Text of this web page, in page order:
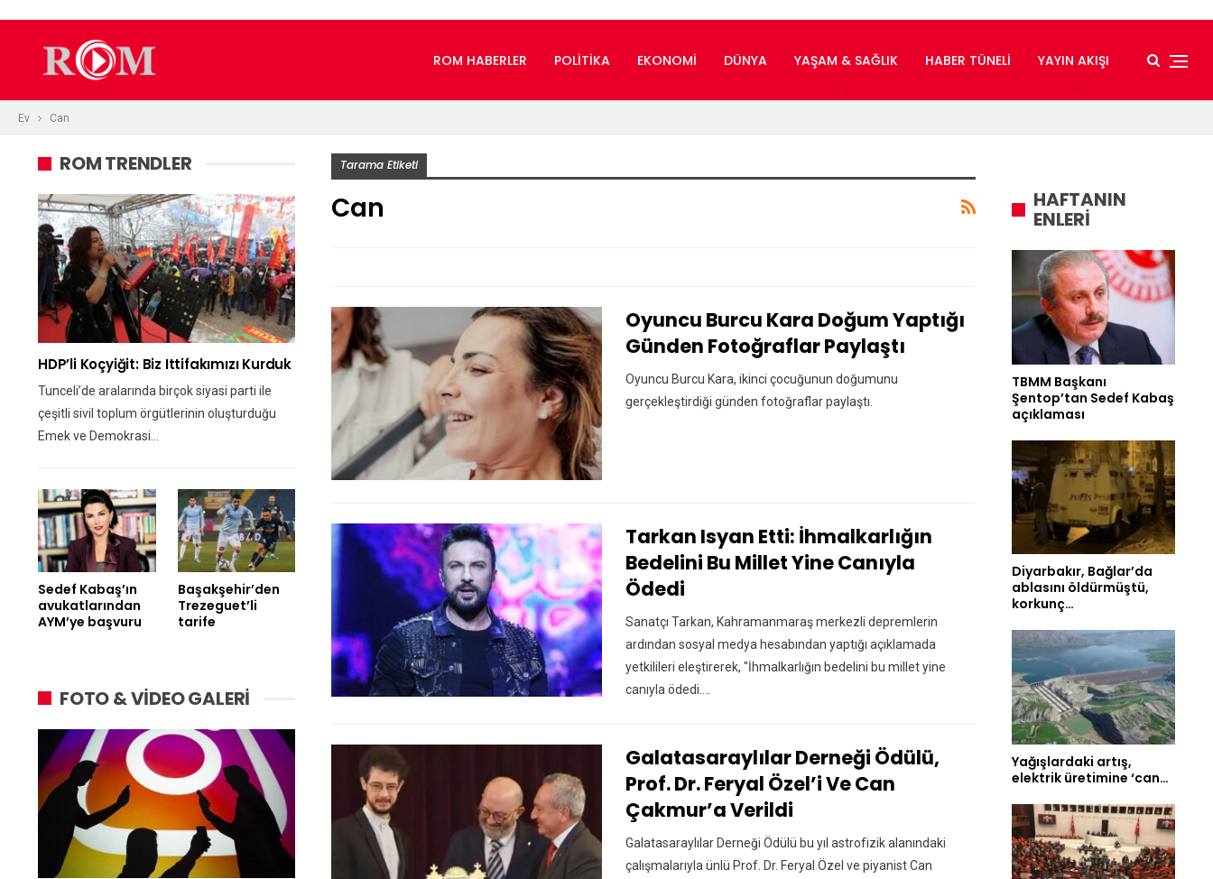
ROM HABERLER POLITIKA EKONOMI DÜNYA YAŞAM & SAĞLIK HABER TÜNELI YAYIN AKIŞI
Ev Can
Tarama Etiketi
Can
Oyuncu Burcu Kara Doğum Yaptığı
Günden Fotoğraflar Paylaştı
Oyuncu Burcu Kara, ikinci çocuğunun doğumunu
gerçekleştirdiği günden fotoğraflar paylaştı.
Tarkan Isyan Etti: İhmalkarlığın
Bedelini Bu Millet Yine Canıyla
Ödedi
Sanatçı Tarkan, Kahramanmaraş merkezli depremlerin
ardından sosyal medya hesabından yaptığı açıklamada
yetkilileri eleştirerek, "İhmalkarlığın bedelini bu millet yine
canıyla ödedi.…
Galatasaraylılar Derneği Ödülü,
Prof. Dr. Feryal Özel’i Ve Can
Çakmur’a Verildi
Galatasaraylılar Derneği Ödülü bu yıl astrofizik alanındaki
çalışmalarıyla ünlü Prof. Dr. Feryal Özel ve piyanist Can
ROM TRENDLER
HDP’li Koçyiğit: Biz Ittifakımızı Kurduk
Tunceli’de aralarında birçok siyasi parti ile
çeşitli sivil toplum örgütlerinin oluşturduğu
Emek ve Demokrasi…
Sedef Kabaş’ın
avukatlarından
AYM’ye başvuru
Başakşehir’den
Trezeguet’li
tarife
FOTO & VİDEO GALERİ
HAFTANIN
ENLERİ
TBMM Başkanı
Şentop’tan Sedef Kabaş
açıklaması
Diyarbakır, Bağlar’da
ablasını öldürmüştü,
korkunç…
Yağışlardaki artış,
elektrik üretimine ‘can…